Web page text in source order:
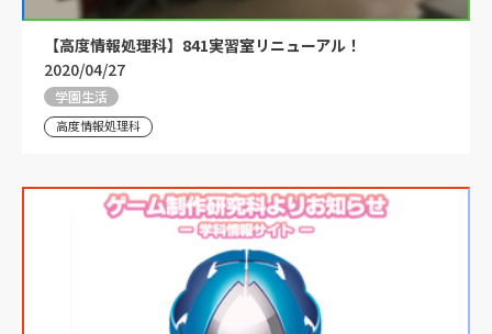
【高度情報処理科】841実習室リニューアル！
2020/04/27
学園生活
高度情報処理科